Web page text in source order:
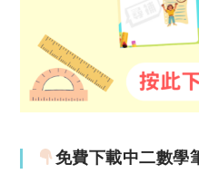
免費下載中二數學